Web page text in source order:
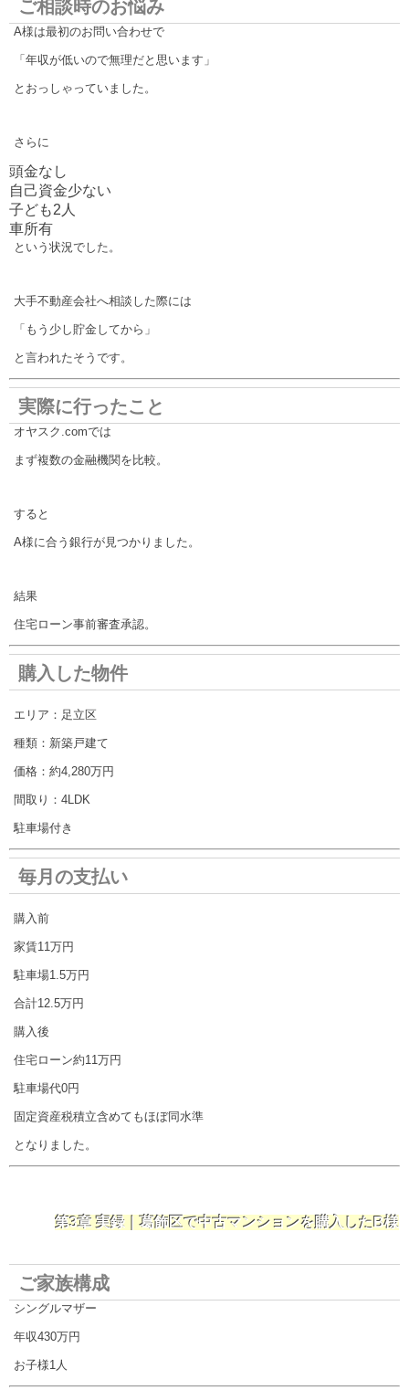
ご相談時のお悩み
A様は最初のお問い合わせで
「年収が低いので無理だと思います」
とおっしゃっていました。
さらに
頭金なし
自己資金少ない
子ども2人
車所有
という状況でした。
大手不動産会社へ相談した際には
「もう少し貯金してから」
と言われたそうです。
実際に行ったこと
オヤスク.comでは
まず複数の金融機関を比較。
すると
A様に合う銀行が見つかりました。
結果
住宅ローン事前審査承認。
購入した物件
エリア：足立区
種類：新築戸建て
価格：約4,280万円
間取り：4LDK
駐車場付き
毎月の支払い
購入前
家賃11万円
駐車場1.5万円
合計12.5万円
購入後
住宅ローン約11万円
駐車場代0円
固定資産税積立含めてもほぼ同水準
となりました。
第3章 実録｜葛飾区で中古マンションを購入したB様
ご家族構成
シングルマザー
年収430万円
お子様1人